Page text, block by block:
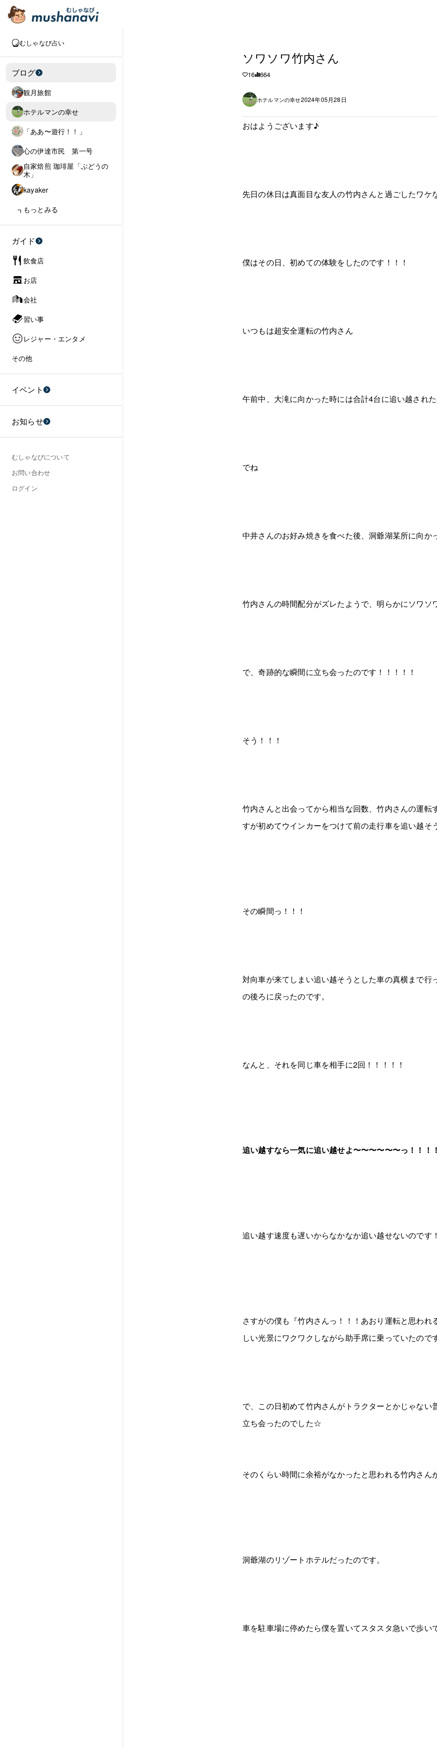
むしゃなび占い
ブログ
観月旅館
ホテルマンの幸せ
「ああ〜遊行！！」
心の伊達市民 第一号
自家焙煎 珈琲屋「ぶどうの
木」
kayaker
もっとみる
ガイド
飲食店
お店
会社
習い事
レジャー・エンタメ
その他
イベント
お知らせ
むしゃなびについて
お問い合わせ
ログイン
ソワソワ竹内さん
16 664
ホテルマンの幸せ2024年05月28日
おはようございます♪
先日の休日は真面目な友人の竹内さんと過ごしたワ
僕はその日、初めての体験をしたのです！！！
いつもは超安全運転の竹内さん
午前中、大滝に向かった時には合計4台に追い越された
でね
中井さんのお好み焼きを食べた後、洞爺湖某所に向か
竹内さんの時間配分がズレたようで、明らかにソワソ
で、奇跡的な瞬間に立ち会ったのです！！！！！
そう！！！
竹内さんと出会ってから相当な回数、竹内さんの運転
すが初めてウインカーをつけて前の走行車を追い越そ
その瞬間っ！！！
対向車が来てしまい追い越そうとした車の真横まで行
の後ろに戻ったのです。
なんと、それを同じ車を相手に2回！！！！！
追い越すなら一気に追い越せよ〜〜〜〜〜〜っ！！！
追い越す速度も遅いからなかなか追い越せないのです
さすがの僕も『竹内さんっ！！！あおり運転と思わ
しい光景にワクワクしながら助手席に乗っていたのです
で、この日初めて竹内さんがトラクターとかじゃない
立ち会ったのでした☆
そのくらい時間に余裕がなかったと思われる竹内さ
洞爺湖のリゾートホテルだったのです。
車を駐車場に停めたら僕を置いてスタスタ急いで歩い